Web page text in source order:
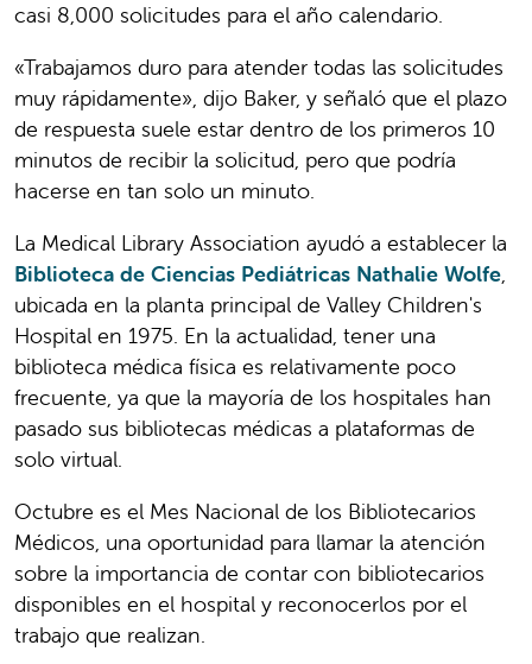
casi 8,000 solicitudes para el año calendario.
«Trabajamos duro para atender todas las solicitudes
muy rápidamente», dijo Baker, y señaló que el plazo
de respuesta suele estar dentro de los primeros 10
minutos de recibir la solicitud, pero que podría
hacerse en tan solo un minuto.
La Medical Library Association ayudó a establecer la
Biblioteca de Ciencias Pediátricas Nathalie Wolfe,
ubicada en la planta principal de Valley Children's
Hospital en 1975. En la actualidad, tener una
biblioteca médica física es relativamente poco
frecuente, ya que la mayoría de los hospitales han
pasado sus bibliotecas médicas a plataformas de
solo virtual.
Octubre es el Mes Nacional de los Bibliotecarios
Médicos, una oportunidad para llamar la atención
sobre la importancia de contar con bibliotecarios
disponibles en el hospital y reconocerlos por el
trabajo que realizan.